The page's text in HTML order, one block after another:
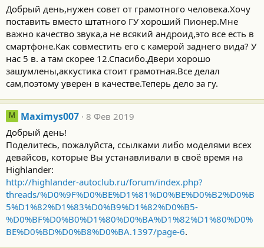
Добрый день,нужен совет от грамотного человека.Хочу
поставить вместо штатного ГУ хороший Пионер.Мне
важно качество звука,а не всякий андроид,это все есть в
смартфоне.Как совместить его с камерой заднего вида? У
нас 5 в. а там скорее 12.Спасибо.Двери хорошо
зашумлены,аккустика стоит грамотная.Все делал
сам,поэтому уверен в качестве.Теперь дело за гу.
M Maximys007 8 Фев 2019
Добрый день!
Поделитесь, пожалуйста, ссылками либо моделями всех
девайсов, которые Вы устанавливали в своё время на
Highlander:
http://highlander-autoclub.ru/forum/index.php?
threads/%D0%9F%D0%BE%D1%81%D0%BE%D0%B2%D0%B
5%D1%82%D1%83%D0%B9%D1%82%D0%B5-
%D0%BF%D0%B0%D1%80%D0%BA%D1%82%D1%80%D0%
BE%D0%BD%D0%B8%D0%BA.1397/page-6.